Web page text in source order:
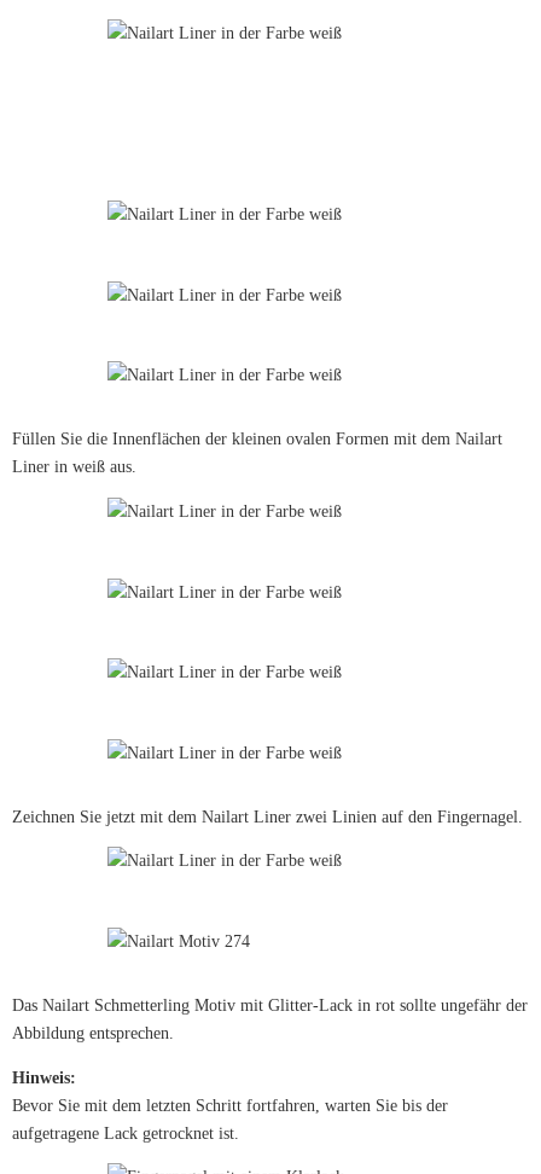
Füllen Sie die Innenflächen der kleinen ovalen Formen mit dem Nailart
Liner in weiß aus.
Zeichnen Sie jetzt mit dem Nailart Liner zwei Linien auf den Fingernagel.
Das Nailart Schmetterling Motiv mit Glitter-Lack in rot sollte ungefähr der
Abbildung entsprechen.
Hinweis:
Bevor Sie mit dem letzten Schritt fortfahren, warten Sie bis der
aufgetragene Lack getrocknet ist.